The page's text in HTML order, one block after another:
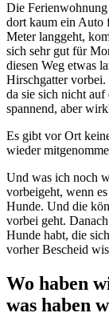
Die
dort kaum ein Auto
Meter langgeht,
sich sehr gut für
diesen Weg etwas
Hirschgatter
da sie sich nicht
spannend, aber
Es gibt vor Ort
wieder
Und was ich noch
vorbeigeht, wenn
Hunde. Und die
vorbei geht.
Hunde habt, die
vorher Bescheid
Wo haben
was haben